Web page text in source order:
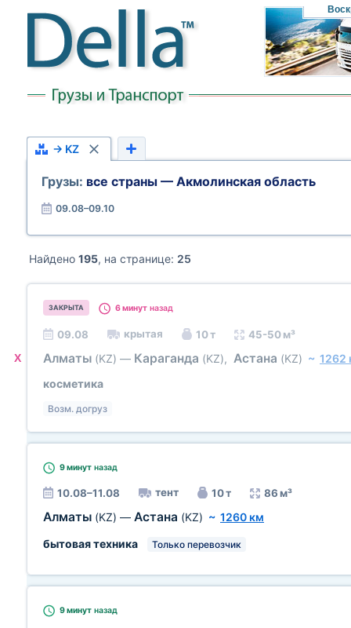
→ KZ
Грузы: все страны — Акмолинская область
09.08–09.10
Найдено 195, на странице: 25
X
ЗАКРЫТА 6 минут назад
09.08 крытая 10 т 45-50 м³
Алматы (KZ) — Караганда (KZ), Астана (KZ) ~ 1262
косметика
Возм. догруз
9 минут назад
10.08–11.08 тент 10 т 86 м³
Алматы (KZ) — Астана (KZ) ~ 1260 км
бытовая техника
Только перевозчик
9 минут назад